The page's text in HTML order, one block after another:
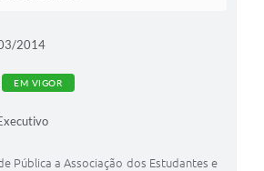
2014
EM VIGOR
Pública a Associação dos Estudantes e